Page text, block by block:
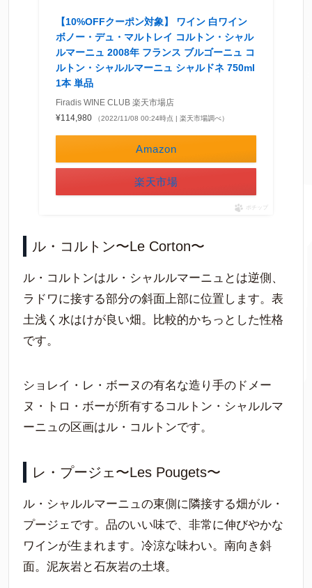
【10%OFFクーポン対象】 ワイン 白ワイン
ボノー・デュ・マルトレイ コルトン・シャル
ルマーニュ 2008年 フランス ブルゴーニュ コ
ルトン・シャルルマーニュ シャルドネ 750ml
1本 単品
Firadis WINE CLUB 楽天市場店
¥114,980
（2022/11/08 00:24時点 | 楽天市場調べ）
Amazon
楽天市場
ポチップ
ル・コルトン〜Le Corton〜
ル・コルトンはル・シャルルマーニュとは逆側、
ラドワに接する部分の斜面上部に位置します。表
土浅く水はけが良い畑。比較的かちっとした性格
です。
ショレイ・レ・ボーヌの有名な造り手のドメー
ヌ・トロ・ボーが所有するコルトン・シャルルマ
ーニュの区画はル・コルトンです。
レ・プージェ〜Les Pougets〜
ル・シャルルマーニュの東側に隣接する畑がル・
プージェです。品のいい味で、非常に伸びやかな
ワインが生まれます。冷涼な味わい。南向き斜
面。泥灰岩と石灰岩の土壌。